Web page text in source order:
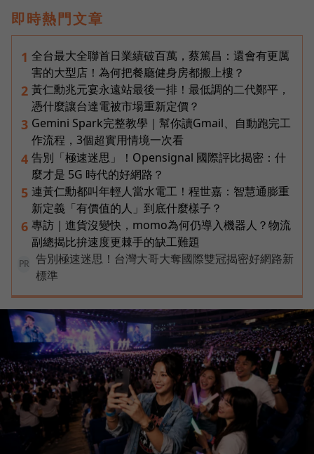
即時熱門文章
1 全台最大全聯首日業績破百萬，蔡篤昌：還會有更厲
害的大型店！為何把餐廳健身房都搬上樓？
2 黃仁勳兆元宴永遠站最後一排！最低調的二代鄭平，
憑什麼讓台達電被市場重新定價？
3 Gemini Spark完整教學｜幫你讀Gmail、自動跑完工
作流程，3個超實用情境一次看
4 告別「極速迷思」！Opensignal 國際評比揭密：什
麼才是 5G 時代的好網路？
5 連黃仁勳都叫年輕人當水電工！程世嘉：智慧通膨重
新定義「有價值的人」到底什麼樣子？
6 專訪｜進貨沒變快，momo為何仍導入機器人？物流
副總揭比拚速度更棘手的缺工難題
PR
告別極速迷思！台灣大哥大奪國際雙冠揭密好網路新
標準